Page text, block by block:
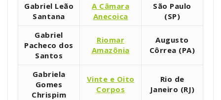
Gabriel Leão
Santana
A Câmara
Anecoica
São Paulo
(SP)
Gabriel
Pacheco dos
Santos
Riomar
Amazônia
Augusto
Côrrea (PA)
Gabriela
Gomes
Chrispim
Vinte e Oito
Corpos
Rio de
Janeiro (RJ)